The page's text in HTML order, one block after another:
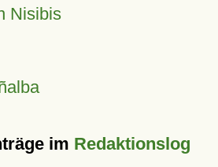
Nisibis
im Redaktionslog